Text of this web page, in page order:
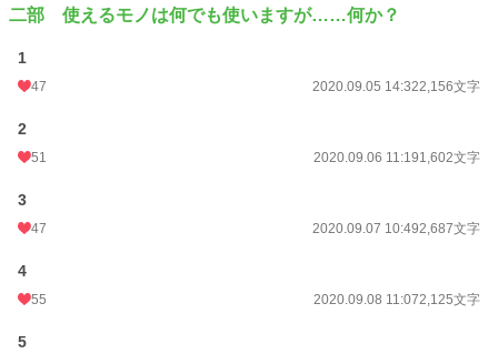
二部 使えるモノは何でも使いますが……何か？
1
47 2020.09.05 14:322,156文字
2
51 2020.09.06 11:191,602文字
3
47 2020.09.07 10:492,687文字
4
55 2020.09.08 11:072,125文字
5